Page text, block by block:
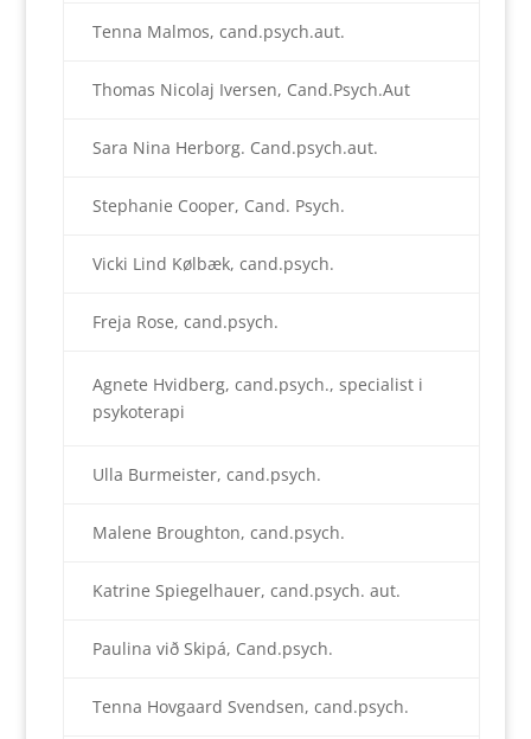
Tenna Malmos, cand.psych.aut.
Thomas Nicolaj Iversen, Cand.Psych.Aut
Sara Nina Herborg. Cand.psych.aut.
Stephanie Cooper, Cand. Psych.
Vicki Lind Kølbæk, cand.psych.
Freja Rose, cand.psych.
Agnete Hvidberg, cand.psych., specialist i
psykoterapi
Ulla Burmeister, cand.psych.
Malene Broughton, cand.psych.
Katrine Spiegelhauer, cand.psych. aut.
Paulina við Skipá, Cand.psych.
Tenna Hovgaard Svendsen, cand.psych.